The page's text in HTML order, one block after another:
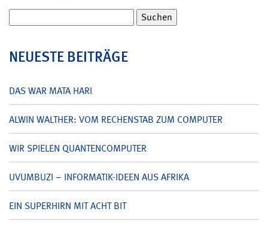
nach:
NEUESTE BEITRÄGE
DAS WAR MATA HARI
ALWIN WALTHER: VOM RECHENSTAB ZUM COMPUTER
WIR SPIELEN QUANTENCOMPUTER
UVUMBUZI – INFORMATIK-IDEEN AUS AFRIKA
EIN SUPERHIRN MIT ACHT BIT